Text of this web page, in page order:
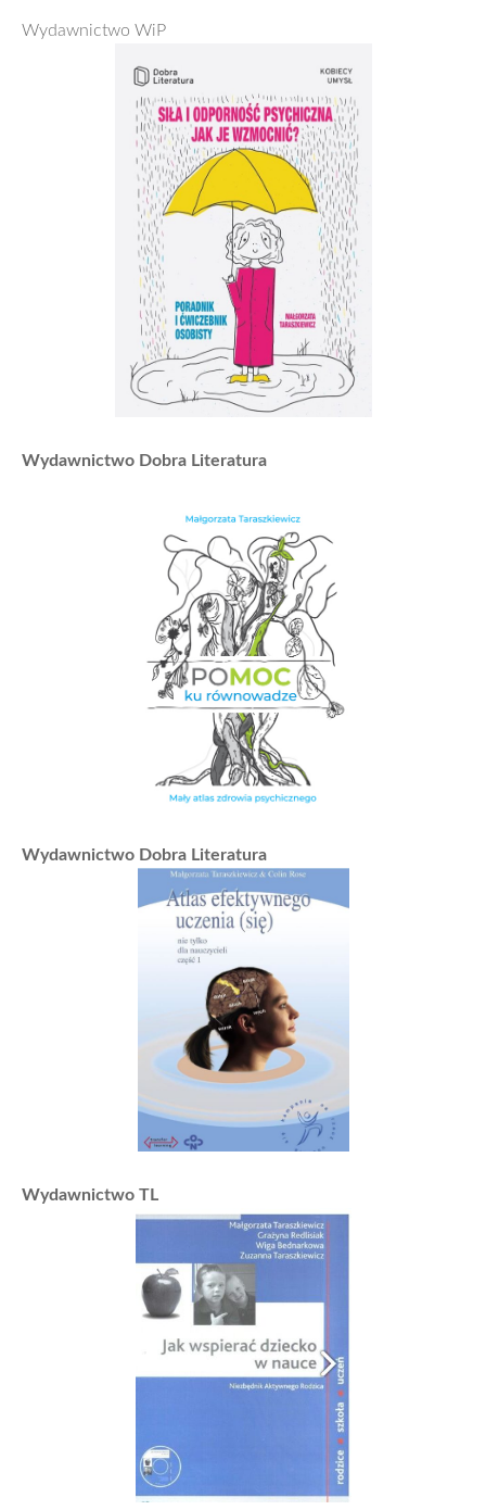
Wydawnictwo WiP
Wydawnictwo Dobra Literatura
Wydawnictwo Dobra Literatura
Wydawnictwo TL